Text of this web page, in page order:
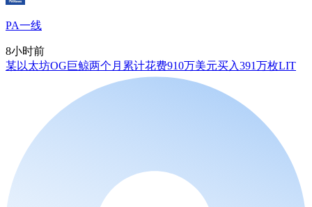
PA一线
8小时前
某以太坊OG巨鲸两个月累计花费910万美元买入391万枚LIT